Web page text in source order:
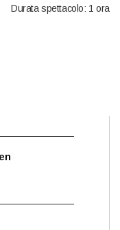
Durata spettacolo: 1 ora